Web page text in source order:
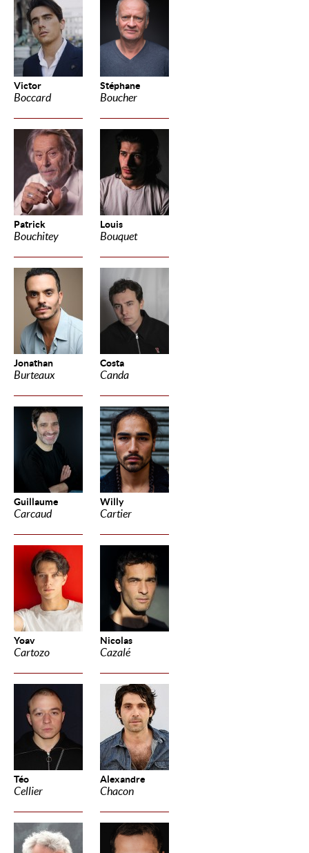
Victor
Boccard
Stéphane
Boucher
Patrick
Bouchitey
Louis
Bouquet
Jonathan
Burteaux
Costa
Canda
Guillaume
Carcaud
Willy
Cartier
Yoav
Cartozo
Nicolas
Cazalé
Téo
Cellier
Alexandre
Chacon